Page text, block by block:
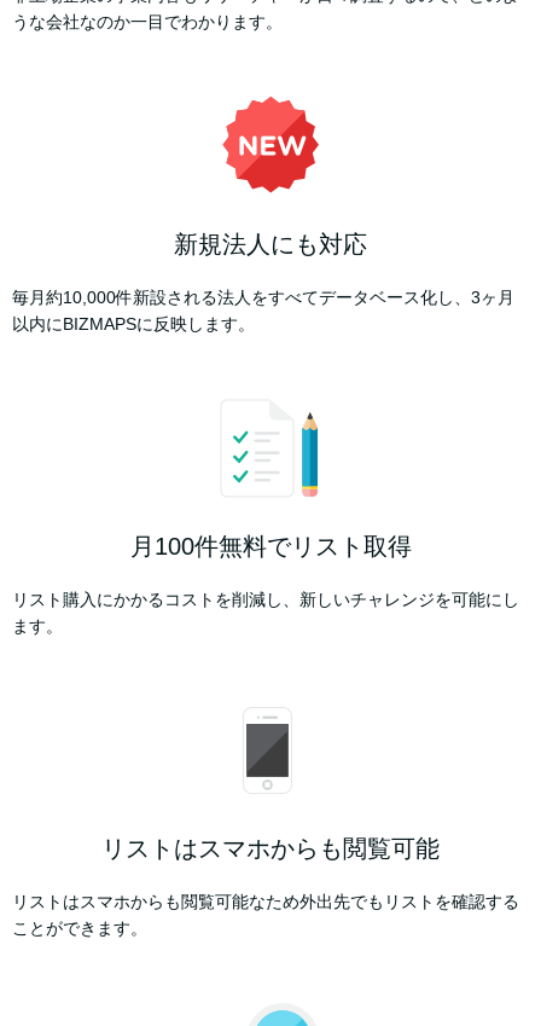
うな会社なのか一目でわかります。
新規法人にも対応
毎月約10,000件新設される法人をすべてデータベース化し、3ヶ月
以内にBIZMAPSに反映します。
月100件無料でリスト取得
リスト購入にかかるコストを削減し、新しいチャレンジを可能にし
ます。
リストはスマホからも閲覧可能
リストはスマホからも閲覧可能なため外出先でもリストを確認する
ことができます。